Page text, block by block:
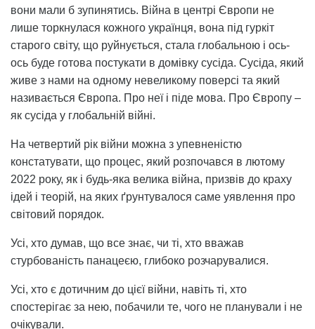
вони мали б зупинятись. Війна в центрі Європи не
лише торкнулася кожного українця, вона під гуркіт
старого світу, що руйнується, стала глобальною і ось-
ось буде готова постукати в домівку сусіда. Сусіда, який
живе з нами на одному невеликому поверсі та який
називається Європа. Про неї і піде мова. Про Європу –
як сусіда у глобальній війні.
На четвертий рік війни можна з упевненістю
констатувати, що процес, який розпочався в лютому
2022 року, як і будь-яка велика війна, призвів до краху
ідей і теорій, на яких ґрунтувалося саме уявлення про
світовий порядок.
Усі, хто думав, що все знає, чи ті, хто вважав
стурбованість панацеєю, глибоко розчарувалися.
Усі, хто є дотичним до цієї війни, навіть ті, хто
спостерігає за нею, побачили те, чого не планували і не
очікували.